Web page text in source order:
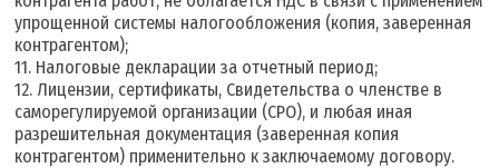
упрощенной системы налогообложения (копия, заверенная
контрагентом);
11. Налоговые декларации за отчетный период;
12. Лицензии, сертификаты, Свидетельства о членстве в
саморегулируемой организации (СРО), и любая иная
разрешительная документация (заверенная копия
контрагентом) применительно к заключаемому договору.